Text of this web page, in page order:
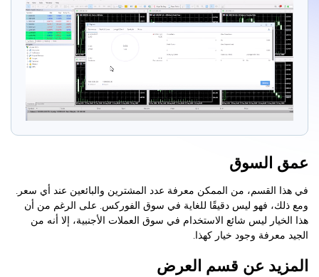
عمق السوق
في هذا القسم، من الممكن معرفة عدد المشترين والبائعين عند أي سعر.
ومع ذلك، فهو ليس دقيقًا للغاية في سوق الفوركس. على الرغم من أن
هذا الخيار ليس شائع الاستخدام في سوق العملات الأجنبية، إلا أنه من
الجيد معرفة وجود خيار كهذا.
المزيد عن قسم العرض